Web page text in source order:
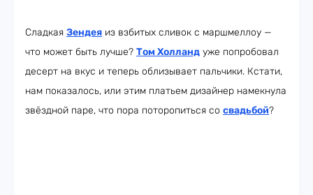
Сладкая Зендея из взбитых сливок с маршмеллоу —
что может быть лучше? Том Холланд уже попробовал
десерт на вкус и теперь облизывает пальчики. Кстати,
нам показалось, или этим платьем дизайнер намекнула
звёздной паре, что пора поторопиться со свадьбой?